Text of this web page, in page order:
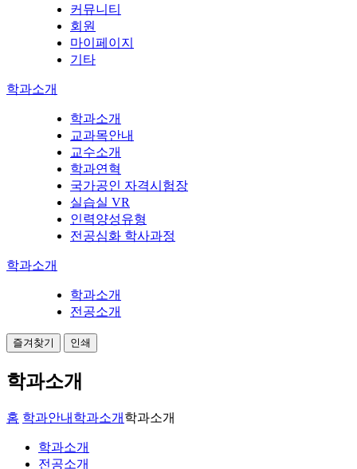
커뮤니티
회원
마이페이지
기타
학과소개
학과소개
교과목안내
교수소개
학과연혁
국가공인 자격시험장
실습실 VR
인력양성유형
전공심화 학사과정
학과소개
학과소개
전공소개
즐겨찾기 인쇄
학과소개
홈 학과안내 학과소개 학과소개
학과소개
전공소개